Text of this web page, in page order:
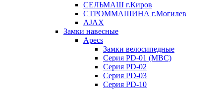
СЕЛЬМАШ г.Киров
СТРОММАШИНА г.Могилев
AJAX
Замки навесные
Apecs
Замки велосипедные
Серия PD-01 (МВС)
Серия PD-02
Серия PD-03
Серия PD-10